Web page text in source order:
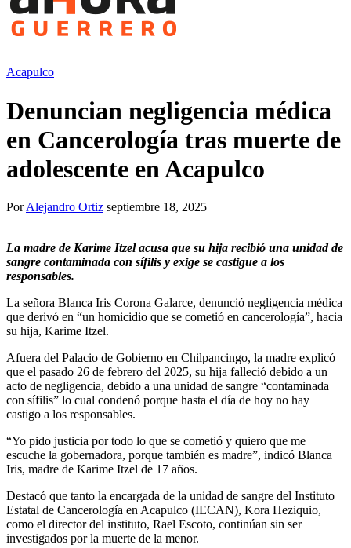
Acapulco
Denuncian negligencia médica
en Cancerología tras muerte de
adolescente en Acapulco
PorAlejandro Ortiz septiembre 18, 2025
La madre de Karime Itzel acusa que su hija recibió una unidad de
sangre contaminada con sífilis y exige se castigue a los
responsables.
La señora Blanca Iris Corona Galarce, denunció negligencia médica
que derivó en “un homicidio que se cometió en cancerología”, hacia
su hija, Karime Itzel.
Afuera del Palacio de Gobierno en Chilpancingo, la madre explicó
que el pasado 26 de febrero del 2025, su hija falleció debido a un
acto de negligencia, debido a una unidad de sangre “contaminada
con sífilis” lo cual condenó porque hasta el día de hoy no hay
castigo a los responsables.
“Yo pido justicia por todo lo que se cometió y quiero que me
escuche la gobernadora, porque también es madre”, indicó Blanca
Iris, madre de Karime Itzel de 17 años.
Destacó que tanto la encargada de la unidad de sangre del Instituto
Estatal de Cancerología en Acapulco (IECAN), Kora Heziquio,
como el director del instituto, Rael Escoto, continúan sin ser
investigados por la muerte de la menor.